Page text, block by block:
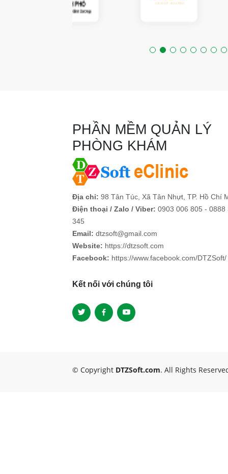
PHẦN MỀM QUẢN LÝ
PHÒNG KHÁM
Địa chỉ: 98 Tân Túc, Xã Tân Nhựt, TP. Hồ Chí
Điện thoại / Zalo / Viber: 0903 006 805 - 0888
345
Email: dtzsoft@gmail.com
Website: https://dtzsoft.com
Facebook: https://www.facebook.com/DTZSoft/
Kết nối với chúng tôi
© Copyright DTZSoft.com. All Rights